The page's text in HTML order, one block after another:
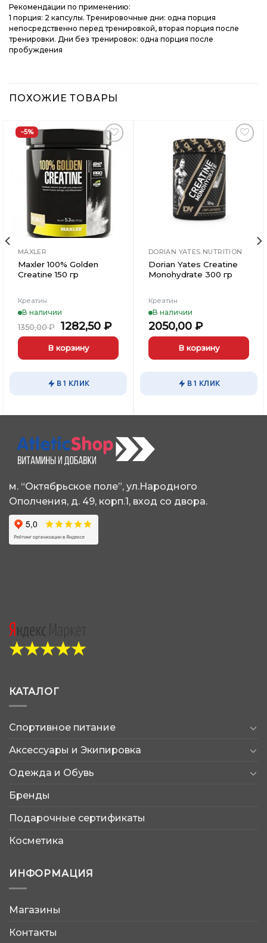
Рекомендации по применению:
1 порция: 2 капсулы. Тренировочные дни: одна порция
непосредственно перед тренировкой, вторая порция после
тренировки. Дни без тренировок: одна порция после
пробуждения
ПОХОЖИЕ ТОВАРЫ
−5%
Добавить
в
Вишлист
MAXLER
Maxler 100% Golden
Creatine 150 гр
Креатин
В наличии
1350,00₽
Первоначальная
цена
составляла
1350,00 ₽.
1282,50 ₽Текущая
цена:
В корзину
В 1 КЛИК
Добавить
Вишлист
DORIAN YATES NUTRITION
Dorian Yates Creatine
Monohydrate 300 гр
Креатин
В наличии
2050,00 ₽
В корзину
В 1 КЛИК
м. “Октябрьское поле”, ул.Народного
Ополчения, д. 49, корп.1, вход со двора.
КАТАЛОГ
Спортивное питание
Аксессуары и Экипировка
Одежда и Обувь
Бренды
Подарочные сертификаты
Косметика
ИНФОРМАЦИЯ
Магазины
Контакты